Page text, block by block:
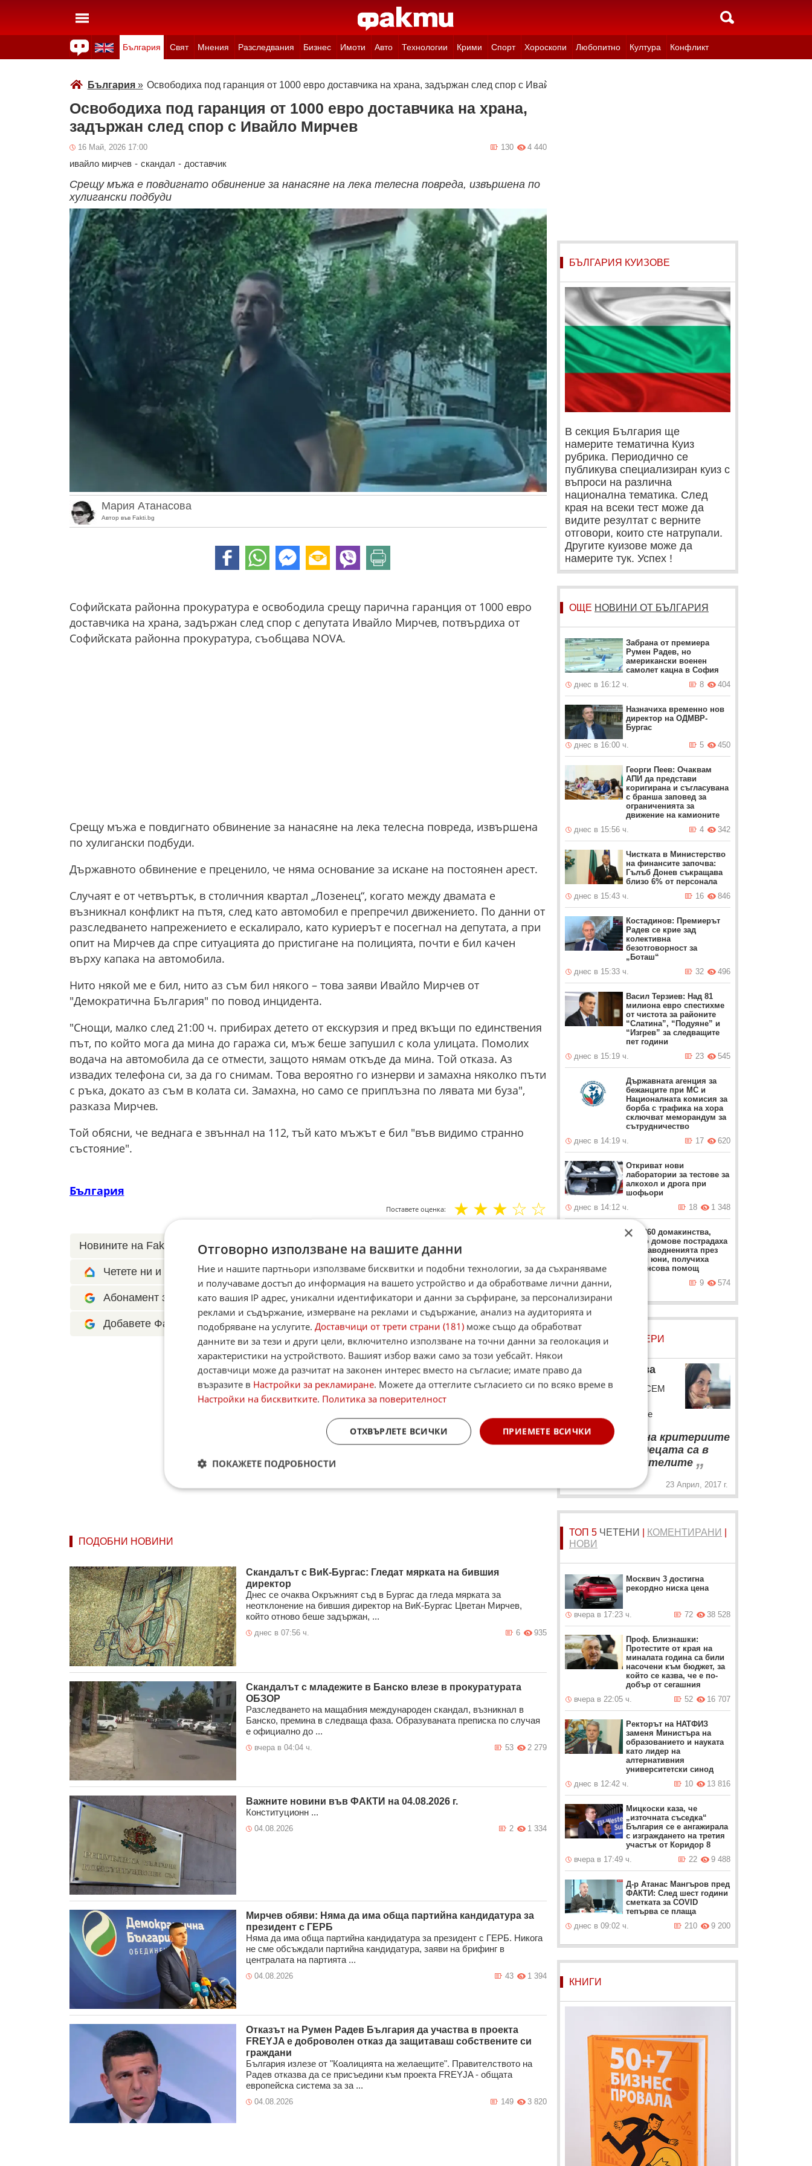
България Свят Мнения Разследвания Бизнес Имоти Авто Технологии Крими Спорт Хороскопи Любопитно Култура Конфликт
България» Освободиха под гаранция от 1000 евро доставчика на храна, задържан след спор с Ивайло Мирчев
Освободиха под гаранция от 1000 евро доставчика на храна,
задържан след спор с Ивайло Мирчев
16 Май, 2026 17:00 4 440
130
ивайло мирчев - скандал - доставчик
Срещу мъжа е повдигнато обвинение за нанасяне на лека телесна повреда, извършена по
хулигански подбуди
Мария Атанасова
Автор във Fakti.bg
Софийската районна прокуратура е освободила срещу парична гаранция от 1000 евро
доставчика на храна, задържан след спор с депутата Ивайло Мирчев, потвърдиха от
Софийската районна прокуратура, съобщава NOVA.
Срещу мъжа е повдигнато обвинение за нанасяне на лека телесна повреда, извършена
по хулигански подбуди.
Държавното обвинение е преценило, че няма основание за искане на постоянен арест.
Случаят е от четвъртък, в столичния квартал „Лозенец“, когато между двамата е
възникнал конфликт на пътя, след като автомобил е препречил движението. По данни от
разследването напрежението е ескалирало, като куриерът е посегнал на депутата, а при
опит на Мирчев да спре ситуацията до пристигане на полицията, почти е бил качен
върху капака на автомобила.
Нито някой ме е бил, нито аз съм бил някого – това заяви Ивайло Мирчев от
"Демократична България" по повод инцидента.
"Снощи, малко след 21:00 ч. прибирах детето от екскурзия и пред вкъщи по единствения
път, по който мога да мина до гаража си, мъж беше запушил с кола улицата. Помолих
водача на автомобила да се отмести, защото нямам откъде да мина. Той отказа. Аз
извадих телефона си, за да го снимам. Това вероятно го изнерви и замахна няколко пъти
с ръка, докато аз съм в колата си. Замахна, но само се приплъзна по лявата ми буза",
разказа Мирчев.
Той обясни, че веднага е звъннал на 112, тъй като мъжът е бил "във видимо странно
състояние".
България
Поставете оценка: ☆
☆
☆
☆
☆
Новините на Fakti.bg – въвFacebook, Instagram,YouTube ,канал Viber,X
Четете ни и в Google News Showcase
Абонамент за Факти.БГ в Google Alerts
Добавете Факти.БГ като предпочитан източник в Google
ПОДОБНИ НОВИНИ
Скандалът с ВиК-Бургас: Гледат мярката на бившия
директор
Днес се очаква Окръжният съд в Бургас да гледа мярката за
неотклонение на бившия директор на ВиК-Бургас Цветан Мирчев,
който отново беше задържан, ...
днес в 07:56 ч. 935
6
Скандалът с младежите в Банско влезе в прокуратурата
ОБЗОР
Разследването на мащабния международен скандал, възникнал в
Банско, премина в следваща фаза. Образуваната преписка по случая
е официално до ...
вчера в 04:04 ч. 2 279
53
Важните новини във ФАКТИ на 04.08.2026 г.
Конституционн ...
04.08.2026 1 334
2
Мирчев обяви: Няма да има обща партийна кандидатура за
президент с ГЕРБ
Няма да има обща партийна кандидатура за президент с ГЕРБ. Никога
не сме обсъждали партийна кандидатура, заяви на брифинг в
централата на партията ...
04.08.2026 1 394
43
Отказът на Румен Радев България да участва в проекта
FREYJA е доброволен отказ да защитаваш собствените си
граждани
България излезе от "Коалицията на желаещите". Правителството на
Радев отказва да се присъедини към проекта FREYJA - общата
европейска система за за ...
04.08.2026 3 820
149
БЪЛГАРИЯ КУИЗОВЕ
В секция България ще
намерите тематична Куиз
рубрика. Периодично се
публикува специализиран куиз с
въпроси на различна
национална тематика. След
края на всеки тест може да
видите резултат с верните
отговори, които сте натрупали.
Другите куизове може да
намерите тук. Успех !
ОЩЕ НОВИНИ ОТ БЪЛГАРИЯ
Забрана от премиера
Румен Радев, но
американски военен
самолет кацна в София
днес в 16:12 ч.
404
8
Назначиха временно нов
директор на ОДМВР-
Бургас
днес в 16:00 ч.
450
5
Георги Пеев: Очаквам
АПИ да представи
коригирана и съгласувана
с бранша заповед за
ограниченията за
движение на камионите
днес в 15:56 ч.
342
4
Чистката в Министерство
на финансите започва:
Гълъб Донев съкращава
близо 6% от персонала
днес в 15:43 ч.
846
16
Костадинов: Премиерът
Радев се крие зад
колективна
безотговорност за
„Боташ“
днес в 15:33 ч.
496
32
Васил Терзиев: Над 81
милиона евро спестихме
от чистота за районите
“Слатина”, “Подуяне” и
“Изгрев” за следващите
пет години
днес в 15:19 ч.
545
23
Държавната агенция за
бежанците при МС и
Националната комисия за
борба с трафика на хора
сключват меморандум за
сътрудничество
днес в 14:19 ч.
620
17
Откриват нови
лаборатории за тестове за
алкохол и дрога при
шофьори
днес в 14:12 ч.
1 348
18
Над 260 домакинства,
чиито домове пострадаха
при наводненията през
май и юни, получиха
финансова помощ
днес в 14:05 ч.
574
9
ЛОВЦИ НА БИСЕРИ
Мария Стоянова
Председателят на СЕМ
коментар за медиите
“ Промените на критериите
за защита на децата са в
помощ на родителите „
23 Април, 2017 г.
ТОП 5 ЧЕТЕНИ КОМЕНТИРАНИ
НОВИ
Москвич 3 достигна
рекордно ниска цена
вчера в 17:23 ч. 38 528
72
Проф. Близнашки:
Протестите от края на
миналата година са били
насочени към бюджет, за
който се казва, че е по-
добър от сегашния
вчера в 22:05 ч.
16 707
52
Ректорът на НАТФИЗ
заменя Министъра на
образованието и науката
като лидер на
алтернативния
университетски синод
днес в 12:42 ч.
13 816
10
Мицкоски каза, че
„източната съседка“
България се е ангажирала
с изграждането на третия
участък от Коридор 8
вчера в 17:49 ч.
9 488
22
Д-р Атанас Мангъров пред
ФАКТИ: След шест години
сметката за COVID
тепърва се плаща
днес в 09:02 ч.
9 200
210
КНИГИ
×
Отговорно използване на вашите данни
Ние и нашите партньори използваме бисквитки и подобни технологии, за да съхраняваме
и получаваме достъп до информация на вашето устройство и да обработваме лични данни,
като вашия IP адрес, уникални идентификатори и данни за сърфиране, за персонализирани
реклами и съдържание, измерване на реклами и съдържание, анализ на аудиторията и
подобряване на услугите. Доставчици от трети страни (181) може също да обработват
данните ви за тези и други цели, включително използване на точни данни за геолокация и
характеристики на устройството. Вашият избор важи само за този уебсайт. Някои
доставчици може да разчитат на законен интерес вместо на съгласие; имате право да
възразите в Настройки за рекламиране. Можете да оттеглите съгласието си по всяко време в
Настройки на бисквитките. Политика за поверителност
ПРИЕМЕТЕ ВСИЧКИ
ОТХВЪРЛЕТЕ ВСИЧКИ
ПОКАЖЕТЕ ПОДРОБНОСТИ